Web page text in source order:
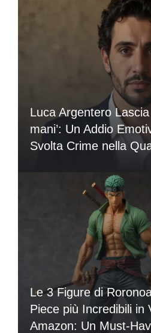
Luca Argentero
mani’: Un Addio
Svolta Crime nella
Le 3 Figure di
Piece più Incredibili in
Amazon: Un Must-